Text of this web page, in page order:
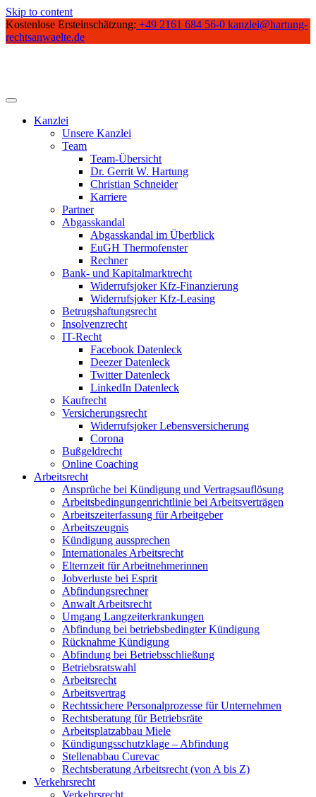
Skip to content
Kostenlose Ersteinschätzung: +49 2161 684 56-0 kanzlei@hartung-
rechtsanwaelte.de
Kanzlei
Unsere Kanzlei
Team
Team-Übersicht
Dr. Gerrit W. Hartung
Christian Schneider
Karriere
Partner
Abgasskandal
Abgasskandal im Überblick
EuGH Thermofenster
Rechner
Bank- und Kapitalmarktrecht
Widerrufsjoker Kfz-Finanzierung
Widerrufsjoker Kfz-Leasing
Betrugshaftungsrecht
Insolvenzrecht
IT-Recht
Facebook Datenleck
Deezer Datenleck
Twitter Datenleck
LinkedIn Datenleck
Kaufrecht
Versicherungsrecht
Widerrufsjoker Lebensversicherung
Corona
Bußgeldrecht
Online Coaching
Arbeitsrecht
Ansprüche bei Kündigung und Vertragsauflösung
Arbeitsbedingungenrichtlinie bei Arbeitsverträgen
Arbeitszeiterfassung für Arbeitgeber
Arbeitszeugnis
Kündigung aussprechen
Internationales Arbeitsrecht
Elternzeit für Arbeitnehmerinnen
Jobverluste bei Esprit
Abfindungsrechner
Anwalt Arbeitsrecht
Umgang Langzeiterkrankungen
Abfindung bei betriebsbedingter Kündigung
Rücknahme Kündigung
Abfindung bei Betriebsschließung
Betriebsratswahl
Arbeitsrecht
Arbeitsvertrag
Rechtssichere Personalprozesse für Unternehmen
Rechtsberatung für Betriebsräte
Arbeitsplatzabbau Miele
Kündigungsschutzklage – Abfindung
Stellenabbau Curevac
Rechtsberatung Arbeitsrecht (von A bis Z)
Verkehrsrecht
Verkehrsrecht